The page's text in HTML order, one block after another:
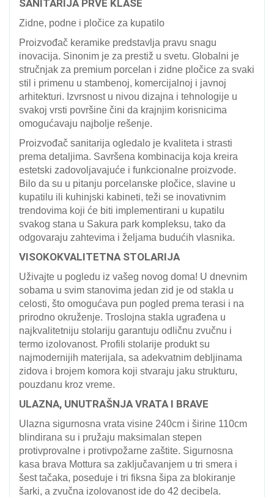
SANITARIJA PRVE KLASE
Zidne, podne i pločice za kupatilo
Proizvođač keramike predstavlja pravu snagu
inovacija. Sinonim je za prestiž u svetu. Globalni je
stručnjak za premium porcelan i zidne pločice za svaki
stil i primenu u stambenoj, komercijalnoj i javnoj
arhitekturi. Izvrsnost u nivou dizajna i tehnologije u
svakoj vrsti površine čini da krajnjim korisnicima
omogućavaju najbolje rešenje.
Proizvođač sanitarija ogledalo je kvaliteta i strasti
prema detaljima. Savršena kombinacija koja kreira
estetski zadovoljavajuće i funkcionalne proizvode.
Bilo da su u pitanju porcelanske pločice, slavine u
kupatilu ili kuhinjski kabineti, teži se inovativnim
trendovima koji će biti implementirani u kupatilu
svakog stana u Sakura park kompleksu, tako da
odgovaraju zahtevima i željama budućih vlasnika.
VISOKOKVALITETNA STOLARIJA
Uživajte u pogledu iz vašeg novog doma! U dnevnim
sobama u svim stanovima jedan zid je od stakla u
celosti, što omogućava pun pogled prema terasi i na
prirodno okruženje. Troslojna stakla ugrađena u
najkvalitetniju stolariju garantuju odličnu zvučnu i
termo izolovanost. Profili stolarije produkt su
najmodernijih materijala, sa adekvatnim debljinama
zidova i brojem komora koji stvaraju jaku strukturu,
pouzdanu kroz vreme.
ULAZNA, UNUTRAŠNJA VRATA I BRAVE
Ulazna sigurnosna vrata visine 240cm i širine 110cm
blindirana su i pružaju maksimalan stepen
protivprovalne i protivpožarne zaštite. Sigurnosna
kasa brava Mottura sa zaključavanjem u tri smera i
šest tačaka, poseduje i tri fiksna šipa za blokiranje
šarki, a zvučna izolovanost ide do 42 decibela.